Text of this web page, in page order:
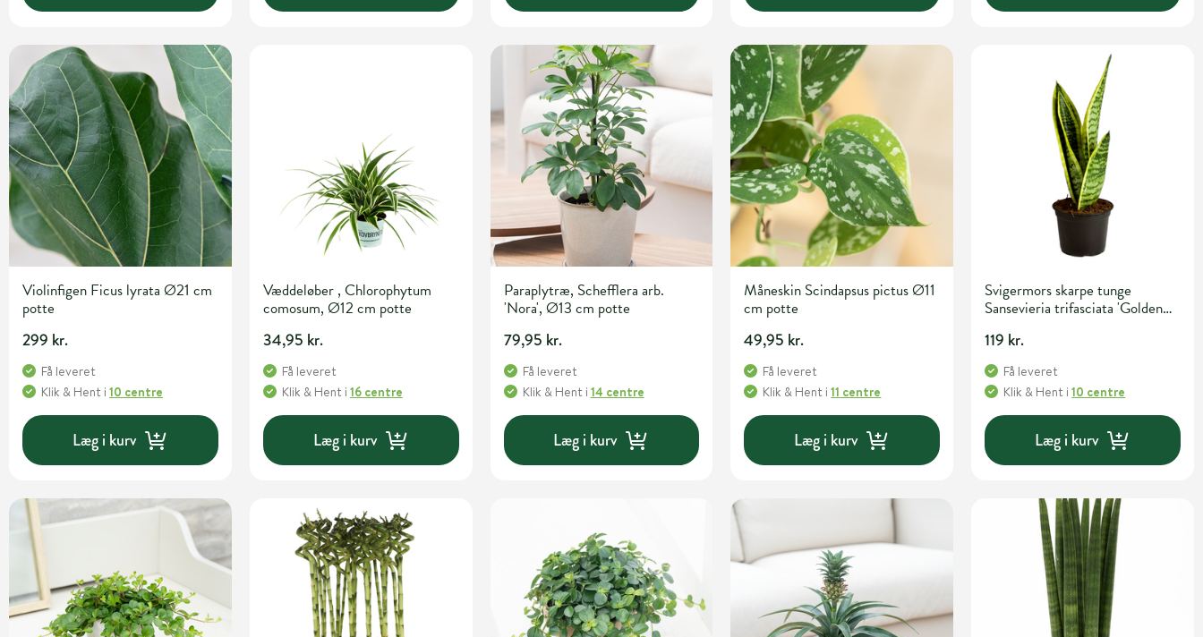
Violinfigen Ficus lyrata Ø21 cm
potte
299 kr.
Få leveret
Klik & Hent i 10 centre
Læg i kurv
Væddeløber , Chlorophytum
comosum, Ø12 cm potte
34,95 kr.
Få leveret
Klik & Hent i 16 centre
Læg i kurv
Paraplytræ, Schefflera arb.
'Nora', Ø13 cm potte
79,95 kr.
Få leveret
Klik & Hent i 14 centre
Læg i kurv
Måneskin Scindapsus pictus Ø11
cm potte
49,95 kr.
Få leveret
Klik & Hent i11 centre
Læg i kurv
Svigermors skarpe tunge
Sansevieria trifasciata 'Golden
119 kr.
Få leveret
Klik & Hent i10 centre
Læg i kurv